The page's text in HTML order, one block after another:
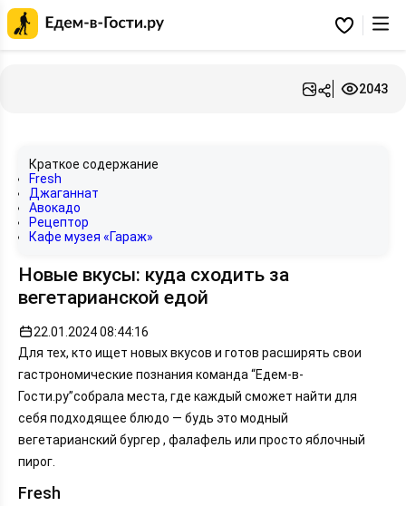
Избранное
2043
Краткое содержание
Fresh
Джаганнат
Авокадо
Рецептор
Кафе музея «Гараж»
Новые вкусы: куда сходить за
вегетарианской едой
22.01.2024 08:44:16
Для тех, кто ищет новых вкусов и готов расширять свои
гастрономические познания команда “Едем-в-
Гости.ру”собрала места, где каждый сможет найти для
себя подходящее блюдо — будь это модный
вегетарианский бургер , фалафель или просто яблочный
пирог.
Fresh